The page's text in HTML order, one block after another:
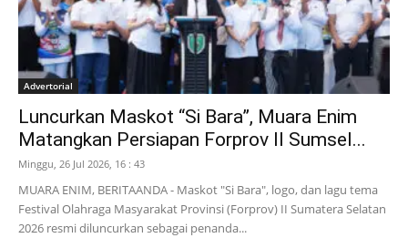
Advertorial
Luncurkan Maskot “Si Bara”, Muara Enim
Matangkan Persiapan Forprov II Sumsel...
Minggu, 26 Jul 2026, 16 : 43
MUARA ENIM, BERITAANDA - Maskot "Si Bara", logo, dan lagu tema
Festival Olahraga Masyarakat Provinsi (Forprov) II Sumatera Selatan
2026 resmi diluncurkan sebagai penanda...